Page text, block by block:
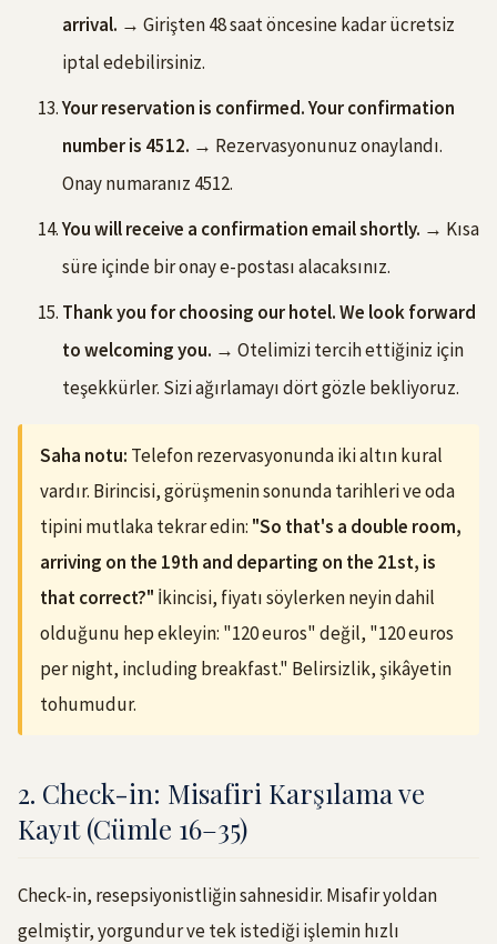
arrival. → Girişten 48 saat öncesine kadar ücretsiz
iptal edebilirsiniz.
Your reservation is confirmed. Your confirmation
number is 4512. → Rezervasyonunuz onaylandı.
Onay numaranız 4512.
You will receive a confirmation email shortly. → Kısa
süre içinde bir onay e-postası alacaksınız.
Thank you for choosing our hotel. We look forward
to welcoming you. → Otelimizi tercih ettiğiniz için
teşekkürler. Sizi ağırlamayı dört gözle bekliyoruz.
Saha notu: Telefon rezervasyonunda iki altın kural
vardır. Birincisi, görüşmenin sonunda tarihleri ve oda
tipini mutlaka tekrar edin: "So that's a double room,
arriving on the 19th and departing on the 21st, is
that correct?" İkincisi, fiyatı söylerken neyin dahil
olduğunu hep ekleyin: "120 euros" değil, "120 euros
per night, including breakfast." Belirsizlik, şikâyetin
tohumudur.
2. Check-in: Misafiri Karşılama ve
Kayıt (Cümle 16–35)
Check-in, resepsiyonistliğin sahnesidir. Misafir yoldan
gelmiştir, yorgundur ve tek istediği işlemin hızlı